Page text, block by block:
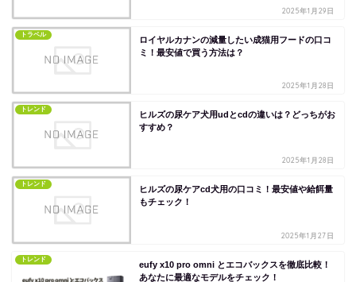
2025年1月29日
トラベル
ロイヤルカナンの減量したい成猫用フードの口コ
ミ！最安値で買う方法は？
2025年1月28日
トレンド
ヒルズの尿ケア犬用udとcdの違いは？どっちがお
すすめ？
2025年1月28日
トレンド
ヒルズの尿ケアcd犬用の口コミ！最安値や給餌量
もチェック！
2025年1月27日
トレンド
eufy x10 pro omni とエコバックスを徹底比較！
あなたに最適なモデルをチェック！